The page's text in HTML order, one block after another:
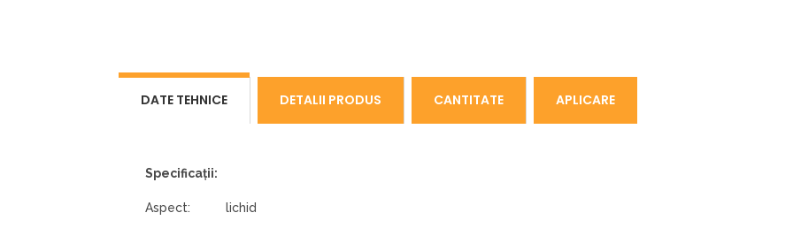
DATE TEHNICE DETALII PRODUS CANTITATE APLICARE
Specificații:
Aspect: lichid